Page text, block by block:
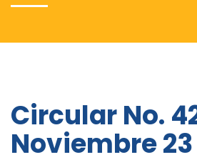
Circular No.
Noviembre 23